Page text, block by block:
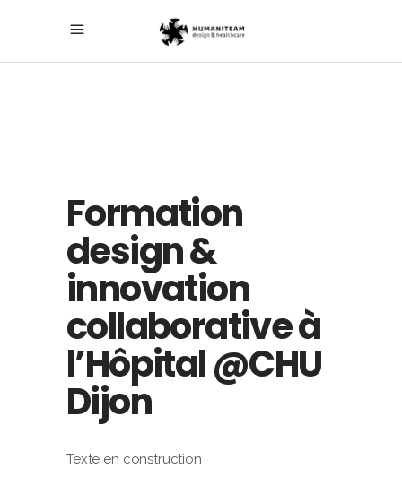
Formation
design &
innovation
collaborative à
l’Hôpital @CHU
Dijon
Texte en construction